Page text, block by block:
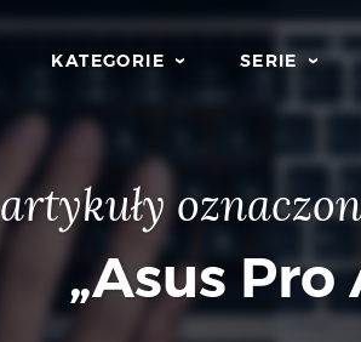
KATEGORIE SERIE
artykuły
„Asus Pro